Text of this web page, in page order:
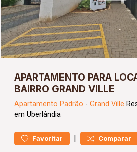
APARTAMENTO PARA
BAIRRO GRAND VILLE
Apartamento Padrão - Grand Ville
em Uberlândia
Favoritar | Comparar